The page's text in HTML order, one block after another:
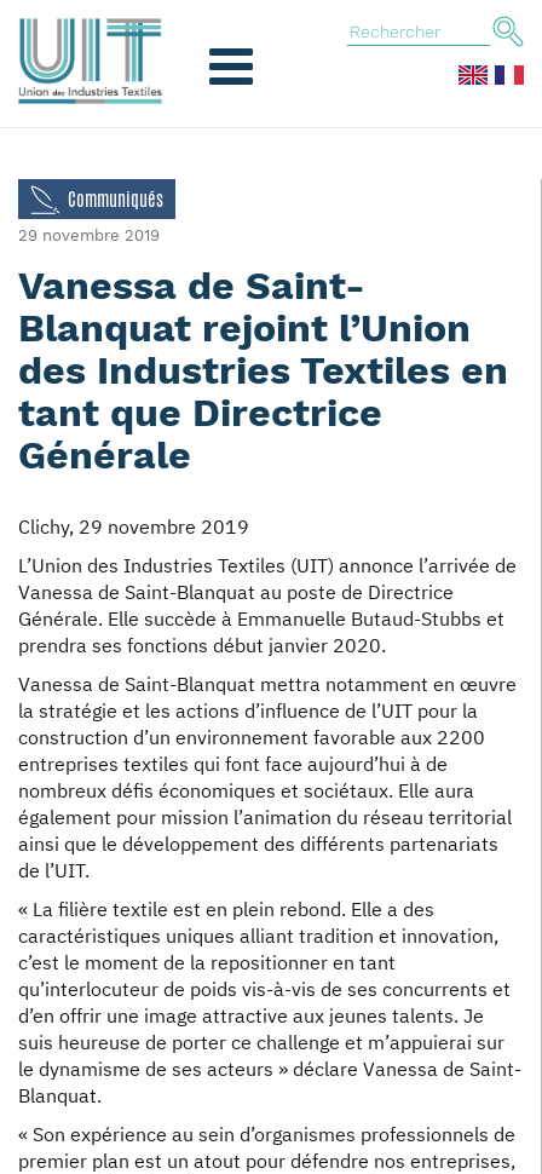
Communiqués
29 novembre 2019
Vanessa de Saint-
Blanquat rejoint l’Union
des Industries Textiles en
tant que Directrice
Générale
Clichy, 29 novembre 2019
L’Union des Industries Textiles (UIT) annonce l’arrivée de
Vanessa de Saint-Blanquat au poste de Directrice
Générale. Elle succède à Emmanuelle Butaud-Stubbs et
prendra ses fonctions début janvier 2020.
Vanessa de Saint-Blanquat mettra notamment en œuvre
la stratégie et les actions d’influence de l’UIT pour la
construction d’un environnement favorable aux 2200
entreprises textiles qui font face aujourd’hui à de
nombreux défis économiques et sociétaux. Elle aura
également pour mission l’animation du réseau territorial
ainsi que le développement des différents partenariats
de l’UIT.
« La filière textile est en plein rebond. Elle a des
caractéristiques uniques alliant tradition et innovation,
c’est le moment de la repositionner en tant
qu’interlocuteur de poids vis-à-vis de ses concurrents et
d’en offrir une image attractive aux jeunes talents. Je
suis heureuse de porter ce challenge et m’appuierai sur
le dynamisme de ses acteurs » déclare Vanessa de Saint-
Blanquat.
« Son expérience au sein d’organismes professionnels de
premier plan est un atout pour défendre nos entreprises,